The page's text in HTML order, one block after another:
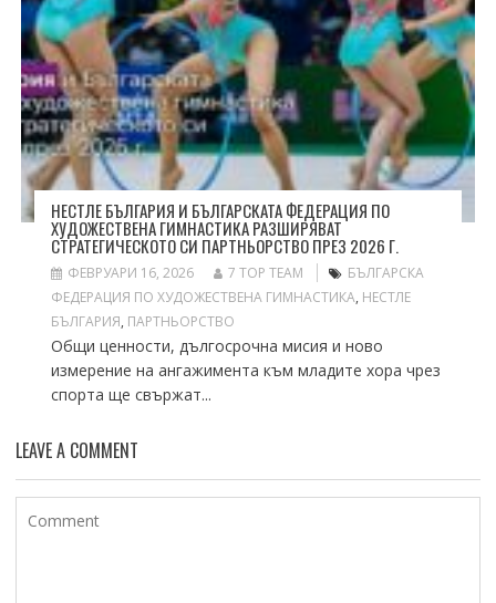
НЕСТЛЕ БЪЛГАРИЯ И БЪЛГАРСКАТА ФЕДЕРАЦИЯ ПО
ХУДОЖЕСТВЕНА ГИМНАСТИКА РАЗШИРЯВАТ
СТРАТЕГИЧЕСКОТО СИ ПАРТНЬОРСТВО ПРЕЗ 2026 Г.
ФЕВРУАРИ 16, 2026 7 TOP TEAM
БЪЛГАРСКА
ФЕДЕРАЦИЯ ПО ХУДОЖЕСТВЕНА ГИМНАСТИКА, НЕСТЛЕ
БЪЛГАРИЯ, ПАРТНЬОРСТВО
Общи ценности, дългосрочна мисия и ново
измерение на ангажимента към младите хора чрез
спорта ще свържат...
LEAVE A COMMENT